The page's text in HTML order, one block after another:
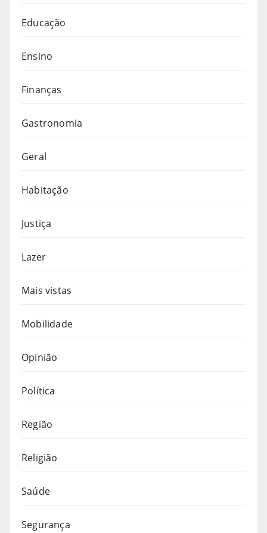
Educação
Ensino
Finanças
Gastronomia
Geral
Habitação
Justiça
Lazer
Mais vistas
Mobilidade
Opinião
Política
Região
Religião
Saúde
Segurança